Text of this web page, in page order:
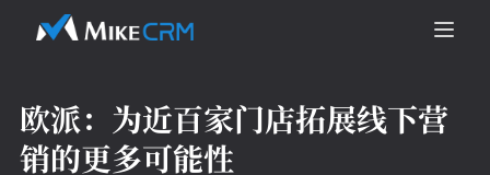
欧派： 为近百家门店拓展线下营
销的更多可能性